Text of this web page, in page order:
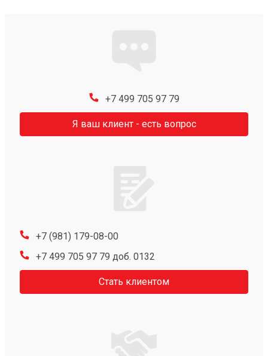
+7 499 705 97 79
Я ваш клиент - есть вопрос
+7 (981) 179-08-00
+7 499 705 97 79 доб. 0132
Стать клиентом